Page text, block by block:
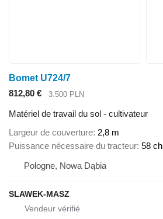
Bomet U724/7
812,80 €
3.500 PLN
Matériel de travail du sol - cultivateur
Largeur de couverture 2,8 m
Puissance nécessaire du tracteur 58 ch
Pologne, Nowa Dąbia
SLAWEK-MASZ